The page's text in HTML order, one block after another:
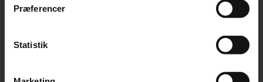
Indsamle præcise oplysninger om din placering,
Identificere din enhed baseret på en scanning af
Præferencer
Statistik